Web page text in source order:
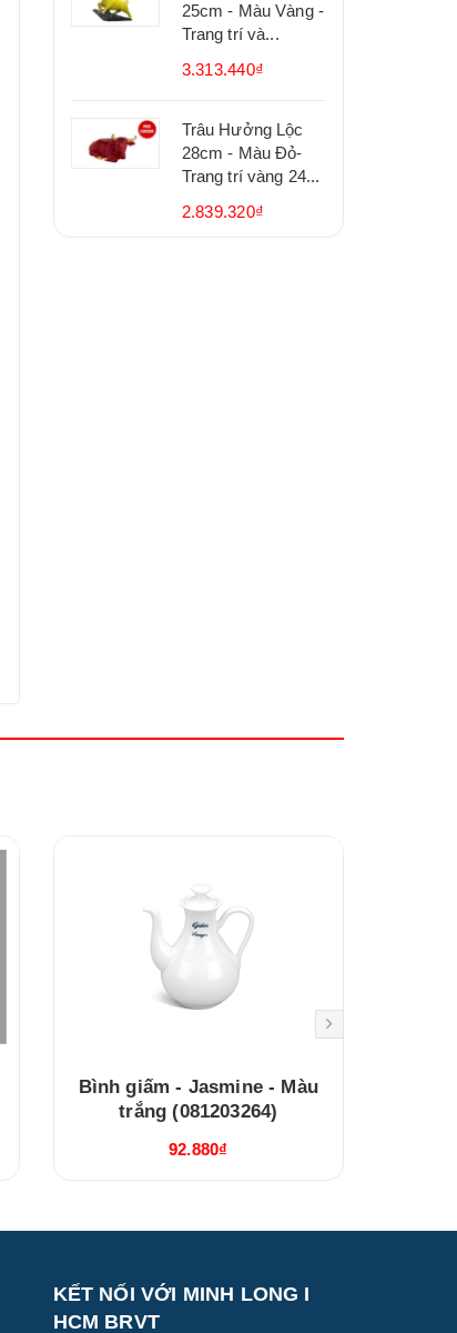
25cm - Màu Vàng -
Trang trí và...
3.313.440₫
Trâu Hưởng Lộc
28cm - Màu Đỏ-
Trang trí vàng 24...
2.839.320₫
Bình giấm - Jasmine - Màu
trắng (081203264)
92.880₫
KẾT NỐI VỚI MINH LONG I
HCM BRVT